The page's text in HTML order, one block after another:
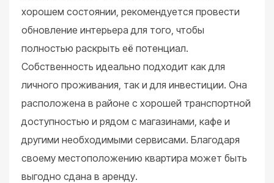
хорошем состоянии, рекомендуется провести
обновление интерьера для того, чтобы
полностью раскрыть её потенциал.
Собственность идеально подходит как для
личного проживания, так и для инвестиции. Она
расположена в районе с хорошей транспортной
доступностью и рядом с магазинами, кафе и
другими необходимыми сервисами. Благодаря
своему местоположению квартира может быть
выгодно сдана в аренду.